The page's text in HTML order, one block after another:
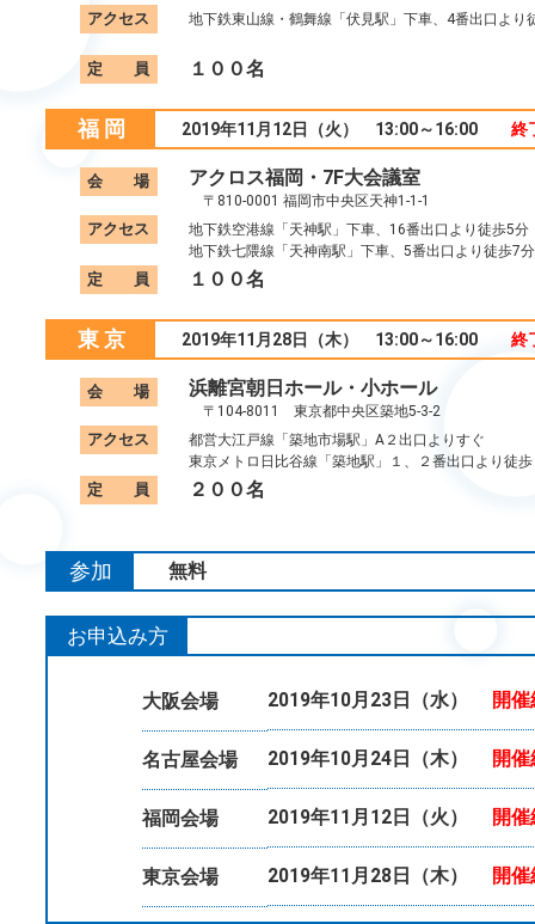
アクセス 地下鉄東山線・鶴舞線「伏見駅」下車、4番出口より
定 員 １００名
福 岡 2019年11月12日（火） 13:00～16:00 終
会 場 アクロス福岡・7F大会議室
〒810-0001 福岡市中央区天神1-1-1
アクセス
地下鉄空港線「天神駅」下車、16番出口より徒歩5分
地下鉄七隈線「天神南駅」下車、5番出口より徒歩7分
定 員 １００名
東 京 2019年11月28日（木） 13:00～16:00 終
会 場 浜離宮朝日ホール・小ホール
〒104-8011 東京都中央区築地5-3-2
アクセス
都営大江戸線「築地市場駅」A２出口よりすぐ
東京メトロ日比谷線「築地駅」１、２番出口より徒
定 員 ２００名
参加
無料
お申込み方
大阪会場 2019年10月23日（水） 開
名古屋会場 2019年10月24日（木） 開
福岡会場 2019年11月12日（火） 開
東京会場 2019年11月28日（木） 開